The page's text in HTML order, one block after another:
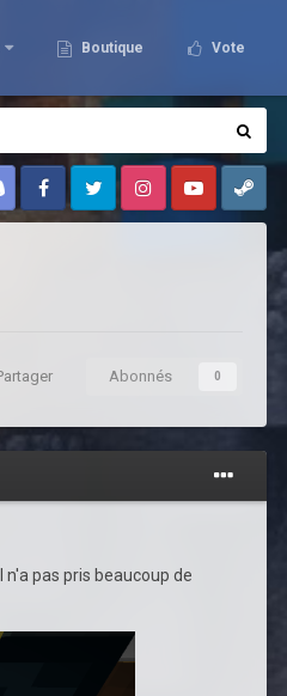
Boutique Vote
FacebookTwitter InstagramYoutubeSteam
Abonnés 0
pas pris beaucoup de